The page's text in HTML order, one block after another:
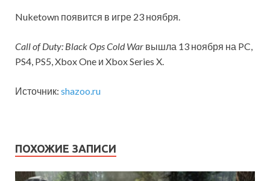
Nuketown появится в игре 23 ноября.
Call of Duty: Black Ops Cold War вышла 13 ноября на PC,
PS4, PS5, Xbox One и Xbox Series X.
Источник: shazoo.ru
ПОХОЖИЕ ЗАПИСИ